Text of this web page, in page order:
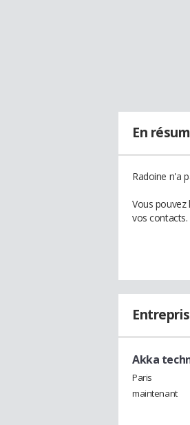
En
Radoine n'a
Vous pouvez
vos contacts.
Akka
Paris
maintenant